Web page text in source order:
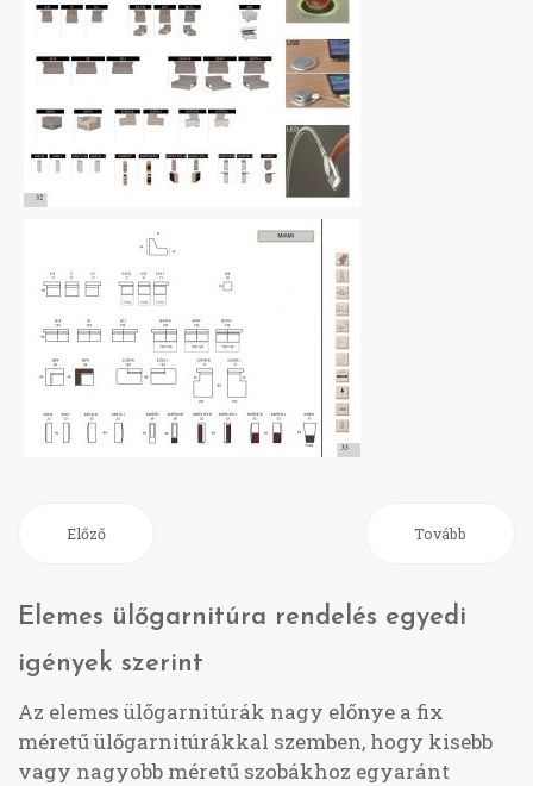
Előző Tovább
Elemes ülőgarnitúra rendelés egyedi
igények szerint
Az elemes ülőgarnitúrák nagy előnye a fix
méretű ülőgarnitúrákkal szemben, hogy kisebb
vagy nagyobb méretű szobákhoz egyaránt